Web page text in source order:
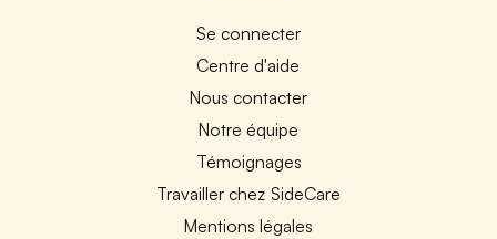
Se connecter
Centre d'aide
Nous contacter
Notre équipe
Témoignages
Travailler chez SideCare
Mentions légales